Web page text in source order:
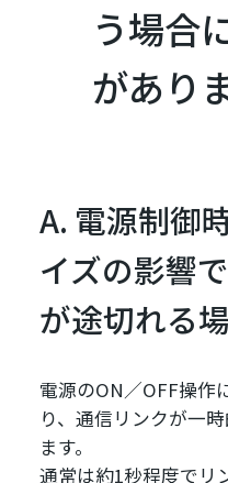
う場合
があり
A. 電源制御
イズの影響
が途切れる
電源のON／OFF操作
り、通信リンクが一
ます。
通常は約1秒程度でリ